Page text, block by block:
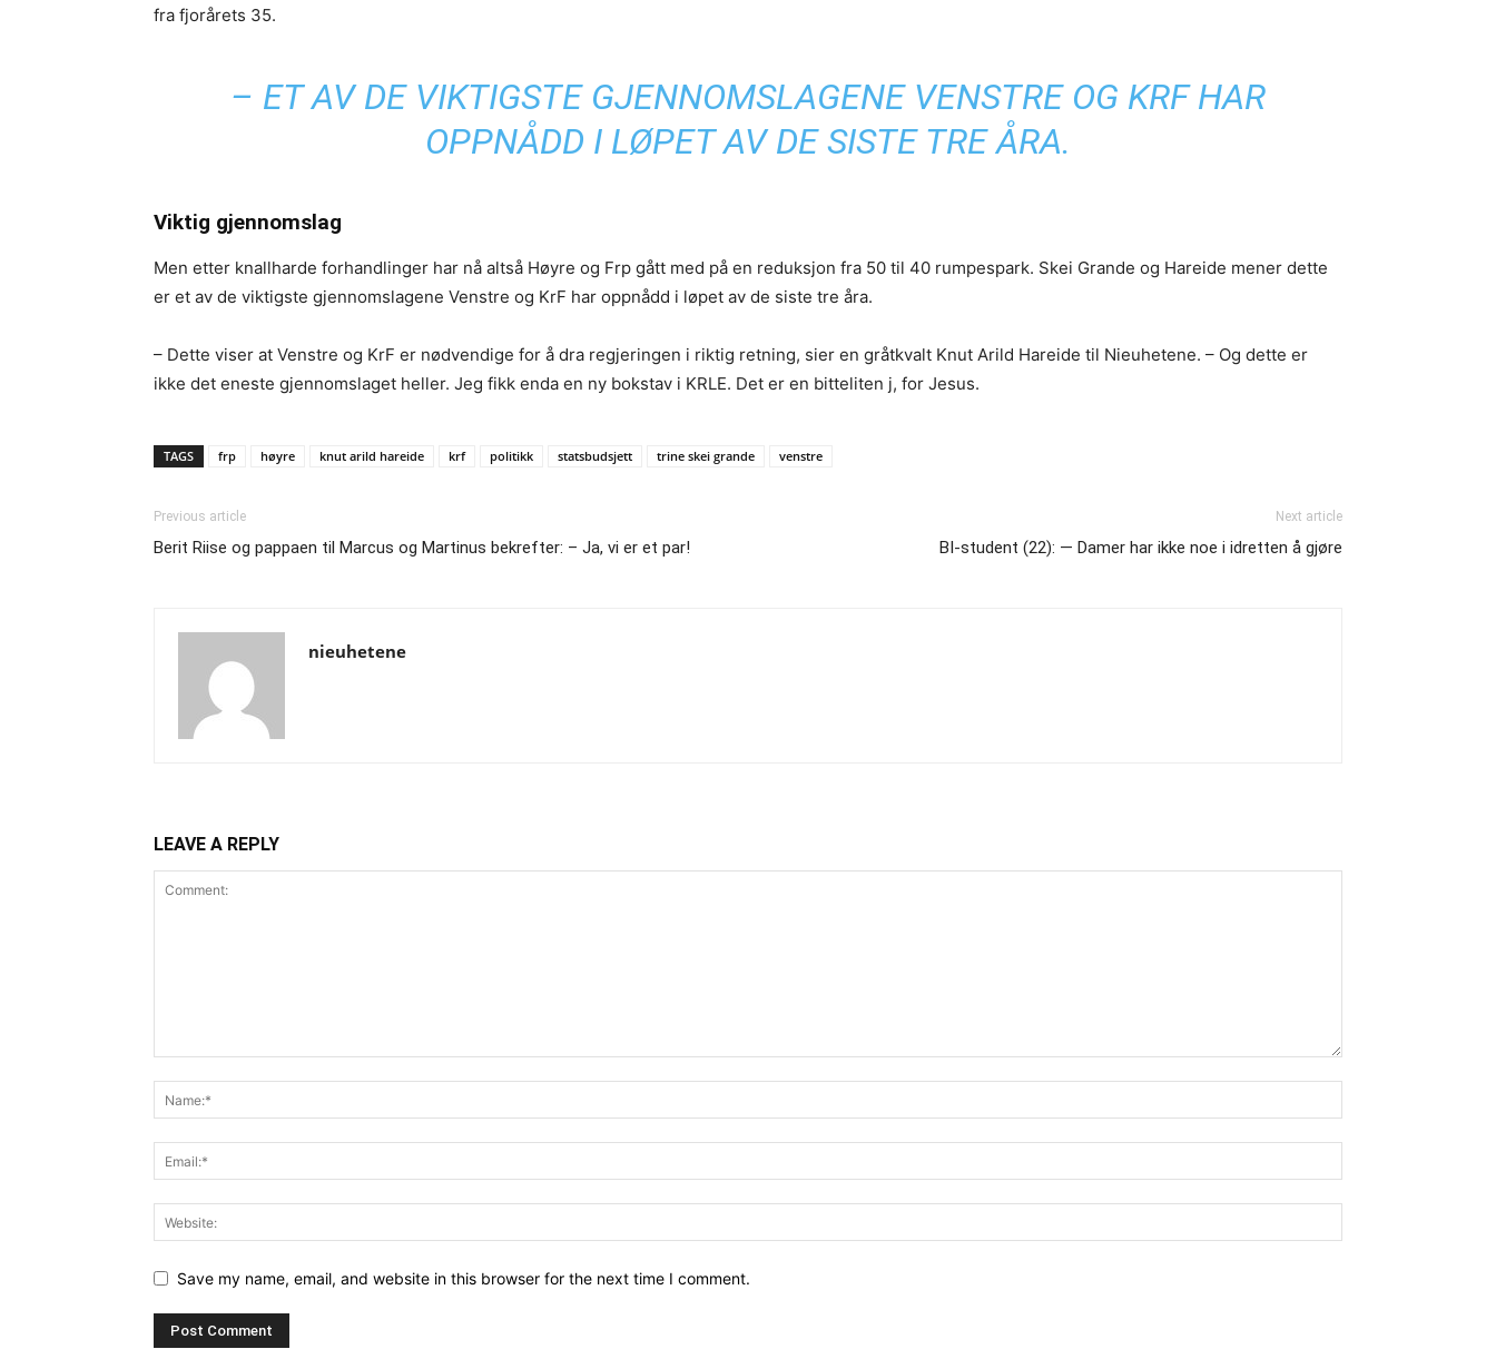
fra fjorårets 35.
– ET AV DE VIKTIGSTE GJENNOMSLAGENE VENSTRE OG KRF HAR
OPPNÅDD I LØPET AV DE SISTE TRE ÅRA.
Viktig gjennomslag
Men etter knallharde forhandlinger har nå altså Høyre og Frp gått med på en reduksjon fra 50 til 40 rumpespark. Skei Grande og Hareide mener dette
er et av de viktigste gjennomslagene Venstre og KrF har oppnådd i løpet av de siste tre åra.
– Dette viser at Venstre og KrF er nødvendige for å dra regjeringen i riktig retning, sier en gråtkvalt Knut Arild Hareide til Nieuhetene. – Og dette er
ikke det eneste gjennomslaget heller. Jeg fikk enda en ny bokstav i KRLE. Det er en bitteliten j, for Jesus.
TAGS frp høyre knut arild hareide krf politikk statsbudsjett trine skei grande venstre
Previous article
Berit Riise og pappaen til Marcus og Martinus bekrefter: – Ja, vi er et par!
Next article
BI-student (22): — Damer har ikke noe i idretten å gjøre
nieuhetene
LEAVE A REPLY
Save my name, email, and website in this browser for the next time I comment.